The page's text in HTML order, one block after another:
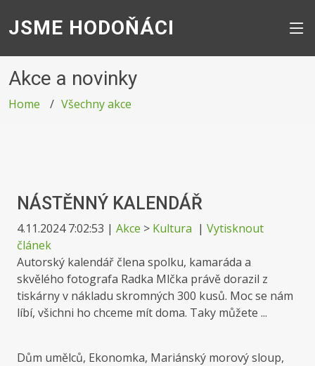
JSME HODOŇÁCI
Akce a novinky
Home Všechny akce
NÁSTĚNNÝ KALENDÁŘ
4.11.2024 7:02:53 | Akce > Kultura | Vytisknout
článek
Autorský kalendář člena spolku, kamaráda a
skvělého fotografa Radka Mlčka právě dorazil z
tiskárny v nákladu skromných 300 kusů. Moc se nám
líbí, všichni ho chceme mít doma. Taky můžete ...
Dům umělců, Ekonomka, Mariánský morový sloup,